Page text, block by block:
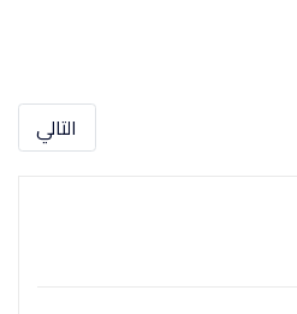
التالي